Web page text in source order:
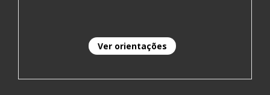
Ver orientações